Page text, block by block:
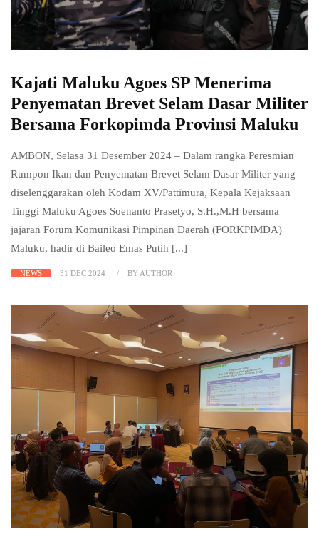
Kajati Maluku Agoes SP Menerima
Penyematan Brevet Selam Dasar Militer
Bersama Forkopimda Provinsi Maluku
AMBON, Selasa 31 Desember 2024 – Dalam rangka Peresmian
Rumpon Ikan dan Penyematan Brevet Selam Dasar Militer yang
diselenggarakan oleh Kodam XV/Pattimura, Kepala Kejaksaan
Tinggi Maluku Agoes Soenanto Prasetyo, S.H.,M.H bersama
jajaran Forum Komunikasi Pimpinan Daerah (FORKPIMDA)
Maluku, hadir di Baileo Emas Putih [...]
NEWS 31 DEC 2024 BY AUTHOR